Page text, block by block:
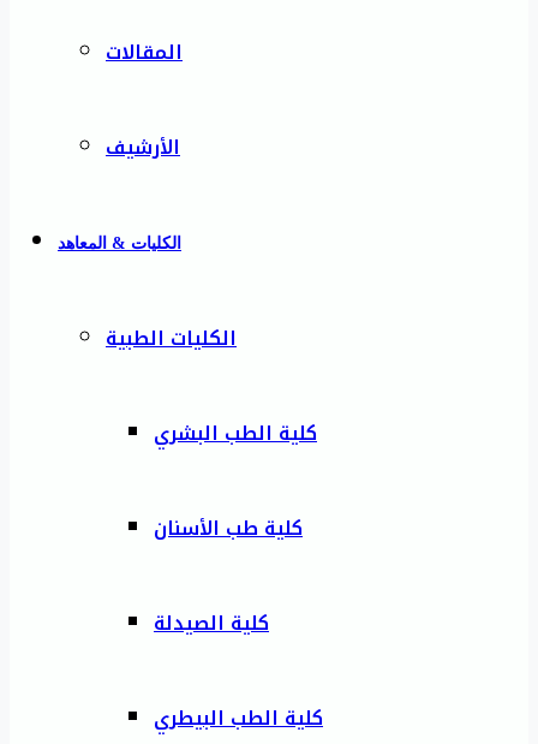
المقالات
الأرشيف
الكليات & المعاهد
الكليات الطبية
كلية الطب البشري
كلية طب الأسنان
كلية الصيدلة
كلية الطب البيطري